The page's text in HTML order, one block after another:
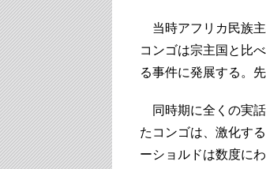
当時アフリカ民族
コンゴは宗主国と比
る事件に発展する。
同時期に全くの実話
たコンゴは、激化す
ーショルドは数度に